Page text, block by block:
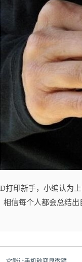
印新手，小编认为上
相信每个人都会总结